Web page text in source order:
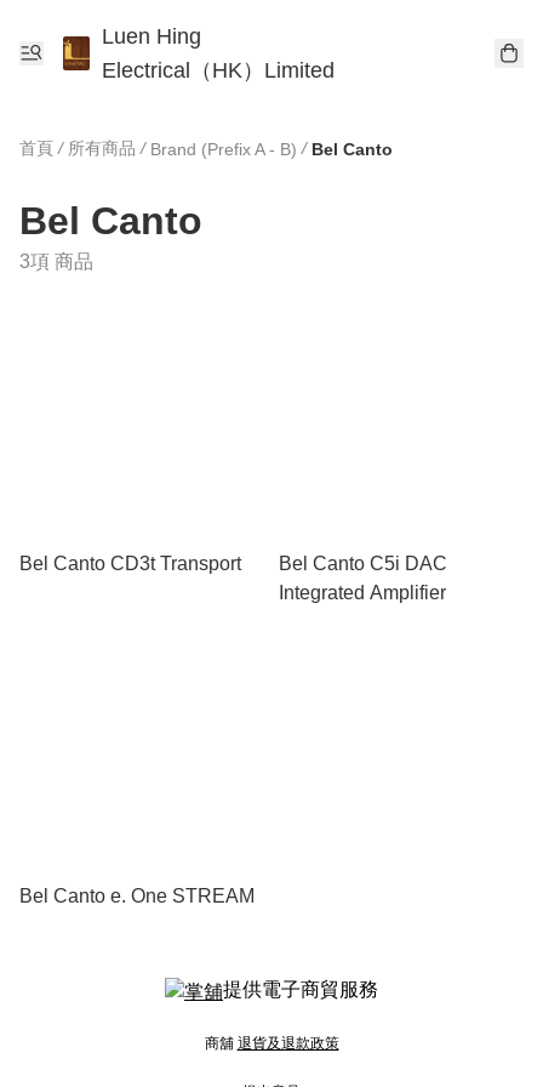
Luen Hing
Electrical（HK）Limited
首頁 / 所有商品 / Brand (Prefix A - B) / Bel Canto
Bel Canto
3項 商品
Bel Canto CD3t Transport
Bel Canto C5i DAC
Integrated Amplifier
Bel Canto e. One STREAM
提供電子商貿服務
商舖 退貨及退款政策